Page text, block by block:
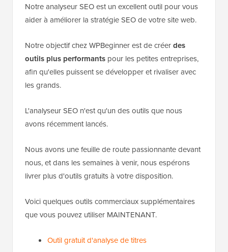
Notre analyseur SEO est un excellent outil pour vous
aider à améliorer la stratégie SEO de votre site web.
Notre objectif chez WPBeginner est de créerdes
outils plus performants pour les petites entreprises,
afin qu'elles puissent se développer et rivaliser avec
les grands.
L'analyseur SEO n'est qu'un des outils que nous
avons récemment lancés.
Nous avons une feuille de route passionnante devant
nous, et dans les semaines à venir, nous espérons
livrer plus d'outils gratuits à votre disposition.
Voici quelques outils commerciaux supplémentaires
que vous pouvez utiliser MAINTENANT.
Outil gratuit d'analyse de titres